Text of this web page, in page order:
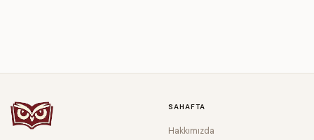
SAHAFTA
Hakkımızda